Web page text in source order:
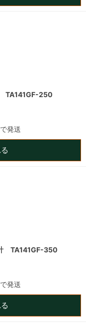
TA141GF-250
発送
TA141GF-350
発送